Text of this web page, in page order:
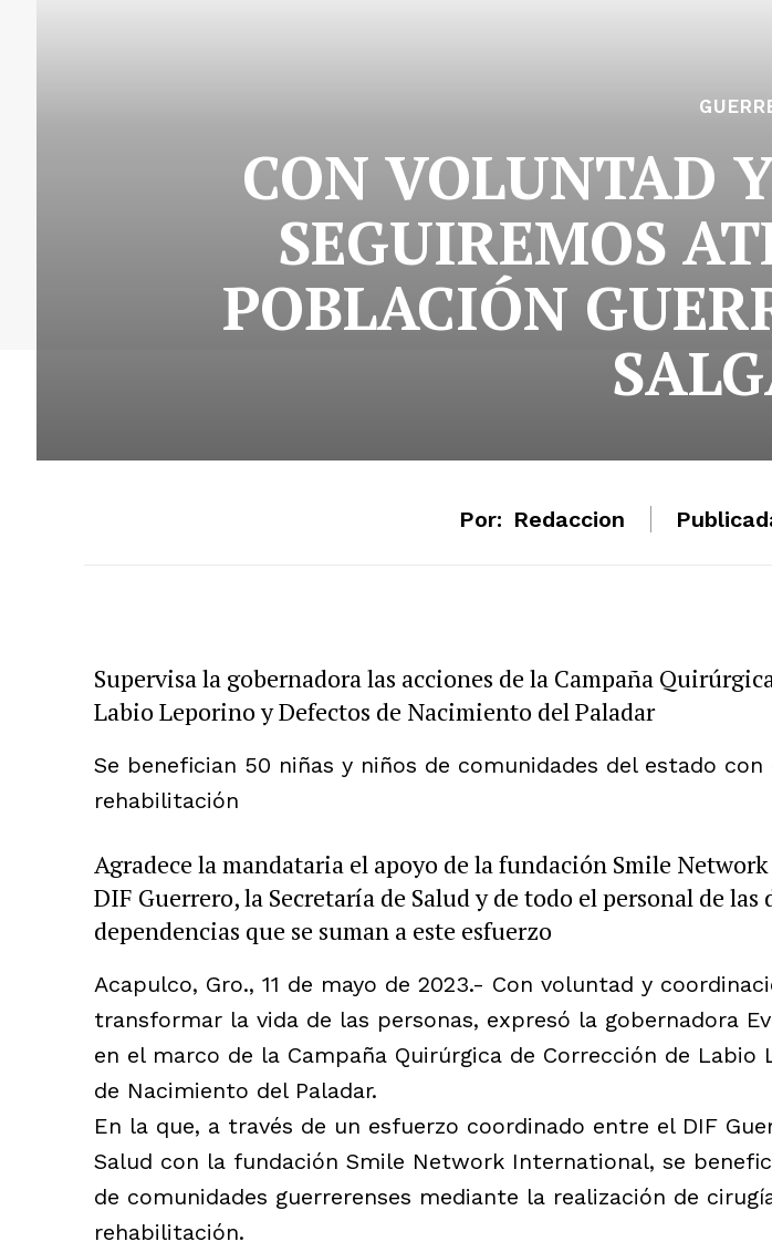
CON VOLUNTAD
SEGUIREMOS
POBLACIÓN
Por: Redaccion
Supervisa la gobernadora las acciones de la Campaña
Labio Leporino y Defectos de Nacimiento del Paladar
Se benefician 50 niñas y niños de comunidades del estado con
rehabilitación
Agradece la mandataria el apoyo de la fundación Smile
DIF Guerrero, la Secretaría de Salud y de todo el personal de las
dependencias que se suman a este esfuerzo
Acapulco, Gro., 11 de mayo de 2023.- Con voluntad y
transformar la vida de las personas, expresó la gobernadora
en el marco de la Campaña Quirúrgica de Corrección de Labio
de Nacimiento del Paladar.
En la que, a través de un esfuerzo coordinado entre el DIF
Salud con la fundación Smile Network International, se
de comunidades guerrerenses mediante la realización de
rehabilitación.